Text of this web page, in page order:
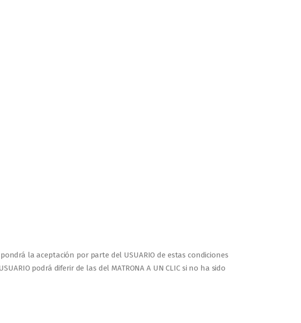
la aceptación por parte del USUARIO de estas condiciones
podrá diferir de las del MATRONA A UN CLIC si no ha sido